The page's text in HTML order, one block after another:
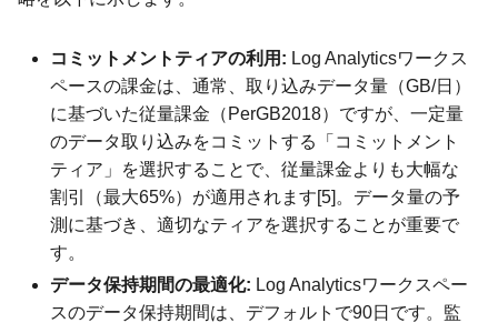
コミットメントティアの利用: Log Analyticsワークス
ペースの課金は、通常、取り込みデータ量（GB/日）
に基づいた従量課金（PerGB2018）ですが、一定量
のデータ取り込みをコミットする「コミットメント
ティア」を選択することで、従量課金よりも大幅な
割引（最大65%）が適用されます[5]。データ量の予
測に基づき、適切なティアを選択することが重要で
す。
データ保持期間の最適化: Log Analyticsワークスペー
スのデータ保持期間は、デフォルトで90日です。監